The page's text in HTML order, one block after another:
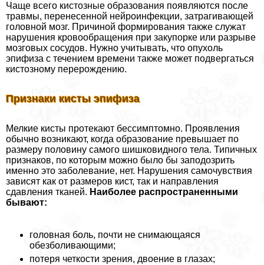
Чаще всего кистозные образования появляются после
травмы, перенесенной нейроинфекции, затрагивающей
головной мозг. Причиной формирования также служат
нарушения кровообращения при закупорке или разрыве
мозговых сосудов. Нужно учитывать, что опухоль
эпифиза с течением времени также может подвергаться
кистозному перерождению.
Признаки кисты эпифиза
Мелкие кисты протекают бессимптомно. Проявления
обычно возникают, когда образование превышает по
размеру половину самого шишковидного тела. Типичных
признаков, по которым можно было бы заподозрить
именно это заболевание, нет. Нарушения самочувствия
зависят как от размеров кист, так и направления
сдавления тканей. Наиболее распространенными
бывают:
головная боль, почти не снимающаяся
обезболивающими;
потеря четкости зрения, двоение в глазах;